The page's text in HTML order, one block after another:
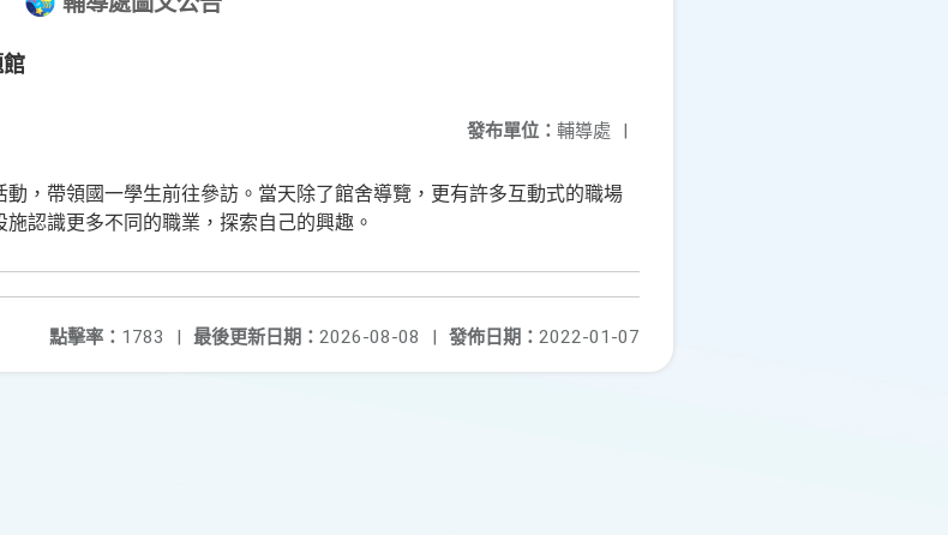
發布單位： 輔導處 |
，帶領國一學生前往參訪。當天除了館舍導覽，更有許多互動式的職場
認識更多不同的職業，探索自己的興趣。
發佈日期： 2022-01-07
最後更新日期： 2026-08-08 |
點擊率： 1783 |